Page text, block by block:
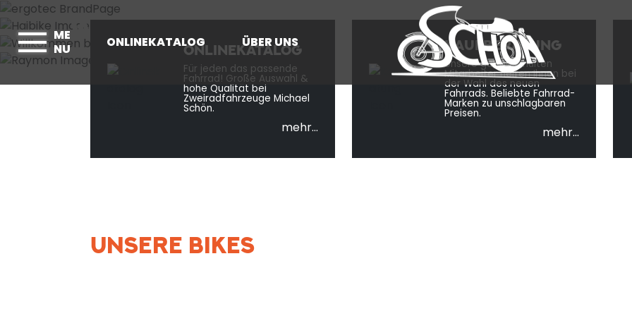
ME
NU
ONLINEKATALOG ÜBER UNS
WILLKOMMEN BEI
in Pfullingen
ONLINEKATALOG
Für jeden das passende
Fahrrad! Große Auswahl &
hohe Qualität bei
Zweiradfahrzeuge Michael
Schön.
mehr...
KAUFBERATUNG
Unsere gut geschulten
Mitarbeiter helfen Ihnen bei
der Wahl des neuen
Fahrrads. Beliebte Fahrrad-
Marken zu unschlagbaren
Preisen.
mehr...
UNSERE BIKES